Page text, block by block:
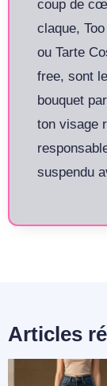
coup de
claque,
ou Tarte
free, sont
bouquet
ton visage
suspendu
Articles